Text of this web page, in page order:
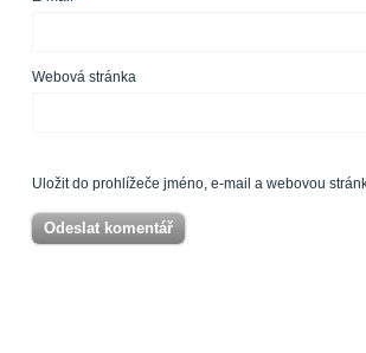
Webová stránka
Uložit do prohlížeče jméno, e-mail a webovou